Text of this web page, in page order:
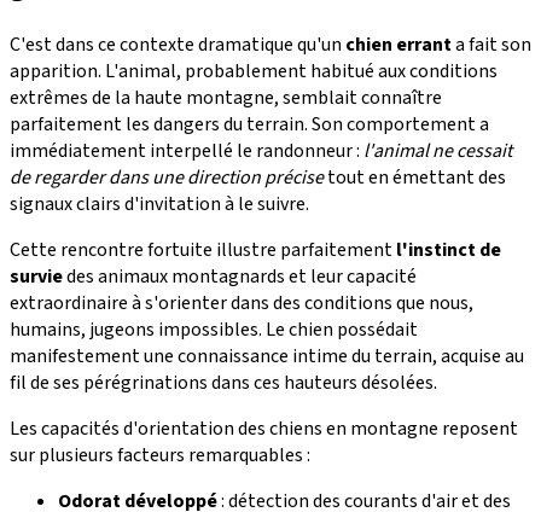
C'est dans ce contexte dramatique qu'un chien erranta fait son
apparition. L'animal, probablement habitué aux conditions
extrêmes de la haute montagne, semblait connaître
parfaitement les dangers du terrain. Son comportement a
immédiatement interpellé le randonneur : l'animal ne cessait
de regarder dans une direction précisetout en émettant des
signaux clairs d'invitation à le suivre.
Cette rencontre fortuite illustre parfaitementl'instinct de
surviedes animaux montagnards et leur capacité
extraordinaire à s'orienter dans des conditions que nous,
humains, jugeons impossibles. Le chien possédait
manifestement une connaissance intime du terrain, acquise au
fil de ses pérégrinations dans ces hauteurs désolées.
Les capacités d'orientation des chiens en montagne reposent
sur plusieurs facteurs remarquables :
Odorat développé: détection des courants d'air et des